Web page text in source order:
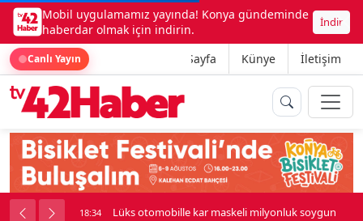
Mobil uygulamamız yayında! Konya gündeminde
haberdar olmak için indirin.
İndir
Canlı Yayın Ana Sayfa Künye İletişim
kavga çıktı 18:34 Lüks otomobille kar maskeli milyonluk soygun